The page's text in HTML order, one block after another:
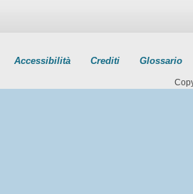
Accessibilità Crediti Glossario